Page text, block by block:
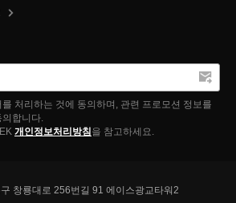
창룡대로 256번길 91 에이스광교타워2
처리하는 것에 동의하며, 관련 프로모션 정보를
의합니다.
개인정보처리방침 을 참고하세요.